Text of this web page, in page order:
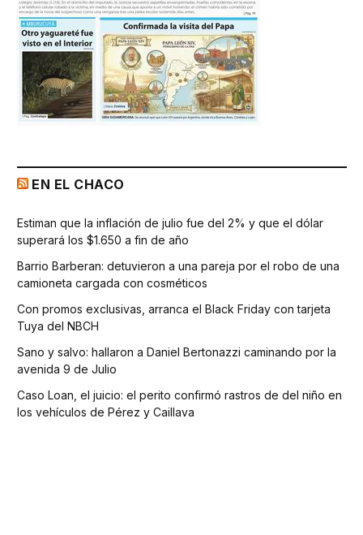
EN EL CHACO
Estiman que la inflación de julio fue del 2% y que el dólar
superará los $1.650 a fin de año
Barrio Barberan: detuvieron a una pareja por el robo de una
camioneta cargada con cosméticos
Con promos exclusivas, arranca el Black Friday con tarjeta
Tuya del NBCH
Sano y salvo: hallaron a Daniel Bertonazzi caminando por la
avenida 9 de Julio
Caso Loan, el juicio: el perito confirmó rastros de del niño en
los vehículos de Pérez y Caillava